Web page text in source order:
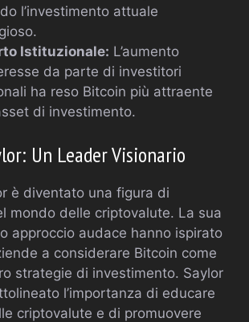
l’investimento attuale
Istituzionale: L’aumento
da parte di investitori
ha reso Bitcoin più attraente
di investimento.
Un Leader Visionario
è diventato una figura di
mondo delle criptovalute. La sua
approccio audace hanno ispirato
a considerare Bitcoin come
strategie di investimento. Saylor
l’importanza di educare
criptovalute e di promuovere